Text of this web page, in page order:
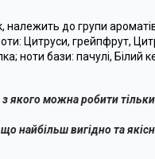
до групи
ноти: Цитруси, грейпфрут,
ноти бази: пачулі, Білий
якого можна робити
найбільш вигідно та